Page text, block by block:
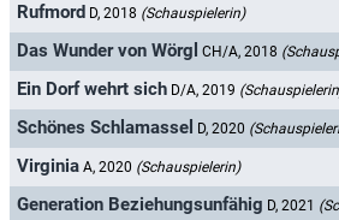
Rufmord D, 2018 (Schauspielerin)
Das Wunder von Wörgl CH/A, 2018
Ein Dorf wehrt sich D/A, 2019
Schönes Schlamassel D, 2020
Virginia A, 2020 (Schauspielerin)
Generation Beziehungsunfähig D, 2021